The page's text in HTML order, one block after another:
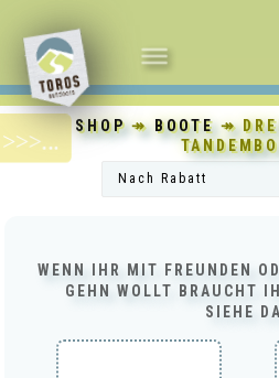
NAVIGATION
UMSCHALTEN
SHOP↠ BOOTE↠
WENN IHR MIT FREUNDEN
GEHN WOLLT BRAUCHT
SIEHE